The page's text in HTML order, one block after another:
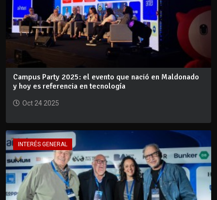
Campus Party 2025: el evento que nació en Maldonado
y hoy es referencia en tecnología
Oct 24 2025
INTERÉS GENERAL